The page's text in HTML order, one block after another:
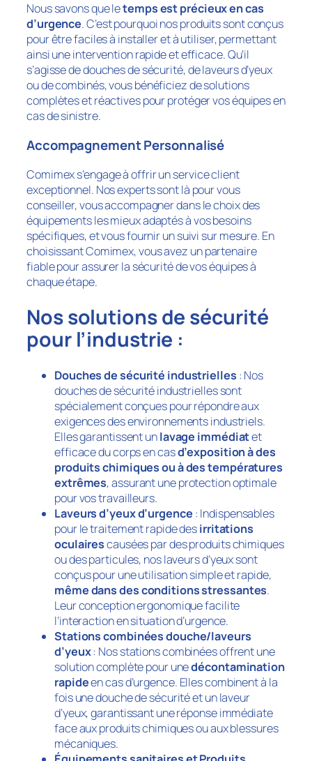
Nous savons que letemps est précieux en cas
d’urgence. C’est pourquoi nos produits sont conçus
pour être faciles à installer et à utiliser, permettant
ainsi une intervention rapide et efficace. Qu’il
s’agisse de douches de sécurité, de laveurs d’yeux
ou de combinés, vous bénéficiez de solutions
complètes et réactives pour protéger vos équipes en
cas de sinistre.
Accompagnement Personnalisé
Comimexs’engage à offrir un service client
exceptionnel. Nos experts sont là pour vous
conseiller, vous accompagner dans le choix des
équipements les mieux adaptés à vos besoins
spécifiques, et vous fournir un suivi sur mesure. En
choisissantComimex, vous avez un partenaire
fiable pour assurer la sécurité de vos équipes à
chaque étape.
Nos solutions de sécurité
pour l’industrie :
Douches de sécurité industrielles : Nos
douches de sécurité industrielles sont
spécialement conçues pour répondre aux
exigences des environnements industriels.
Elles garantissent unlavage immédiatet
efficace du corps en casd’exposition à des
produits chimiques ou à des températures
extrêmes, assurant une protection optimale
pour vos travailleurs.
Laveurs d’yeux d’urgence : Indispensables
pour le traitement rapide desirritations
oculairescausées par des produits chimiques
ou des particules, nos laveurs d’yeux sont
conçus pour une utilisation simple et rapide,
même dans des conditions stressantes.
Leur conception ergonomique facilite
l’interaction en situation d’urgence.
Stations combinées douche/laveurs
d’yeux: Nos stations combinées offrent une
solution complète pour unedécontamination
rapideen cas d’urgence. Elles combinent à la
fois une douche de sécurité et un laveur
d’yeux, garantissant une réponse immédiate
face aux produits chimiques ou aux blessures
mécaniques.